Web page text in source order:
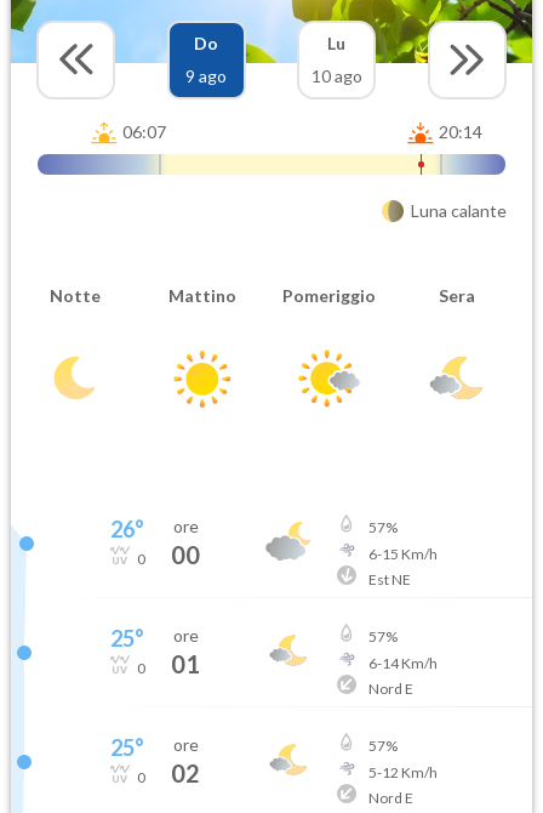
Do
9 ago
Lu
10 ago
06:07 20:14
Luna calante
Notte Mattino Pomeriggio Sera
26°
0
ore
00
57%
6-15 Km/h
Est NE
25°
0
ore
01
57%
6-14Km/h
Nord E
25°
0
ore
02
57%
5-12 Km/h
Nord E